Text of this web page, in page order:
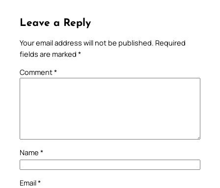
Leave a Reply
Your email address will not be published. Required
fields are marked *
Comment*
Name *
Email*